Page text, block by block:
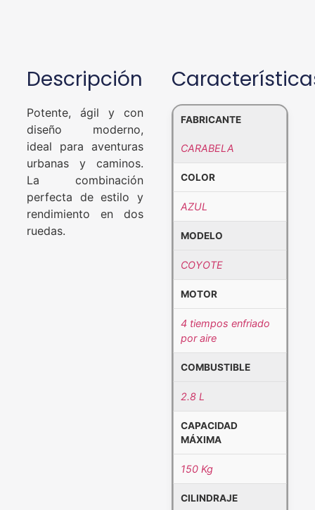
Descripción
Potente, ágil y con
diseño moderno,
ideal para aventuras
urbanas y caminos.
La combinación
perfecta de estilo y
rendimiento en dos
ruedas.
FABRICANTE
CARABELA
COLOR
AZUL
MODELO
COYOTE
MOTOR
4 tiempos enfriado
por aire
COMBUSTIBLE
2.8 L
CAPACIDAD
MÁXIMA
150 Kg
CILINDRAJE